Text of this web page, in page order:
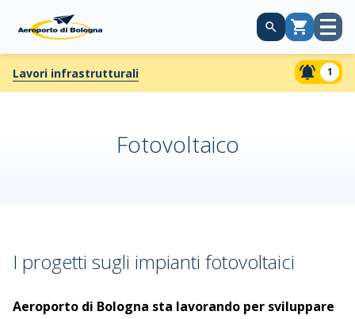
CarrelloApri
Lavori infrastrutturali 1
Fotovoltaico
I progetti sugli impianti fotovoltaici
Aeroporto di Bologna sta lavorando per sviluppare